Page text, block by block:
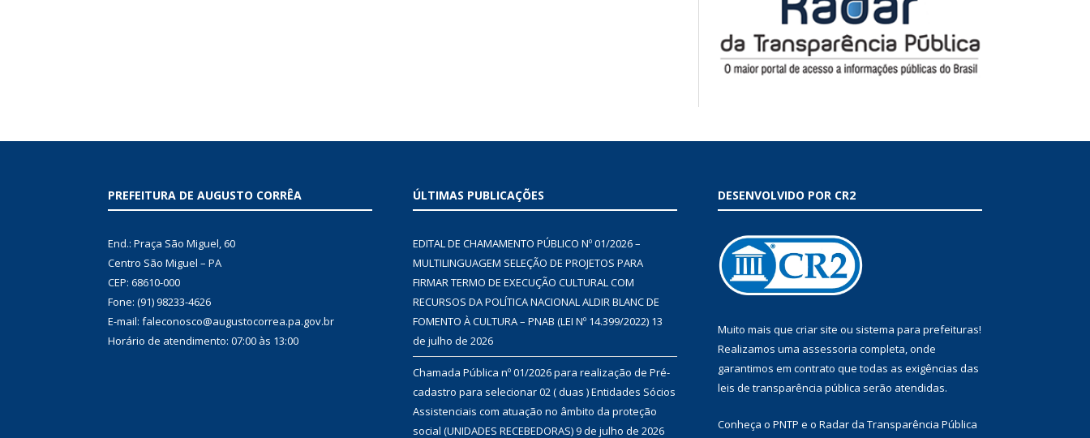
PREFEITURA DE AUGUSTO CORRÊA
End.: Praça São Miguel, 60
Centro São Miguel – PA
CEP: 68610-000
Fone: (91) 98233-4626
E-mail: faleconosco@augustocorrea.pa.gov.br
Horário de atendimento: 07:00 às 13:00
ÚLTIMAS PUBLICAÇÕES
EDITAL DE CHAMAMENTO PÚBLICO Nº 01/2026 –
MULTILINGUAGEM SELEÇÃO DE PROJETOS PARA
FIRMAR TERMO DE EXECUÇÃO CULTURAL COM
RECURSOS DA POLÍTICA NACIONAL ALDIR BLANC DE
FOMENTO À CULTURA – PNAB (LEI Nº 14.399/2022) 13
de julho de 2026
Chamada Pública nº 01/2026 para realização de Pré-
cadastro para selecionar 02 ( duas ) Entidades Sócios
Assistenciais com atuação no âmbito da proteção
social (UNIDADES RECEBEDORAS)9 de julho de 2026
DESENVOLVIDO POR CR2
Muito mais que criar site ou sistema para prefeituras!
Realizamos uma assessoria completa, onde
garantimos em contrato que todas as exigências das
leis de transparência pública serão atendidas.
Conheça o PNTP e o Radar da Transparência Pública